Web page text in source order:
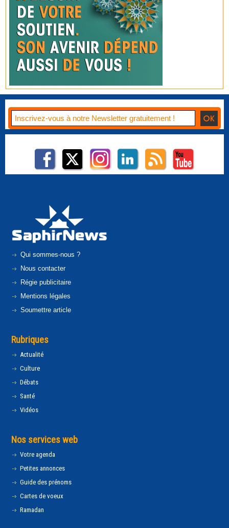
Qui sommes-nous ?
Nous contacter
Régie publicitaire
Mentions légales
Soumettre article
Rubriques
Actualité
Culture
Débats
Santé
Vidéos
Nos services web
Votre agenda
Petites annonces
Guide des prénoms
Cartes de voeux
Ramadan